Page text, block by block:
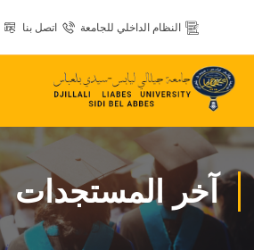
النظام الداخلي للجامعة اتصل بنا
آخر المستجدات